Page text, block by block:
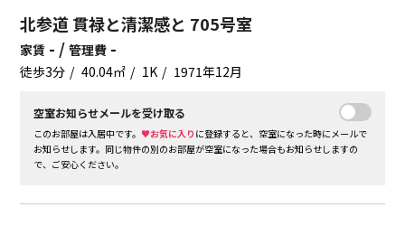
北参道 貫禄と清潔感と 705号室
家賃 - /管理費 -
徒歩3分 40.04㎡ 1K 1971年12月
空室お知らせメールを受け取る
このお部屋は入居中です。♥お気に入り に登録すると、空室になった時にメールで
お知らせします。同じ物件の別のお部屋が空室になった場合もお知らせしますの
で、ご安心ください。